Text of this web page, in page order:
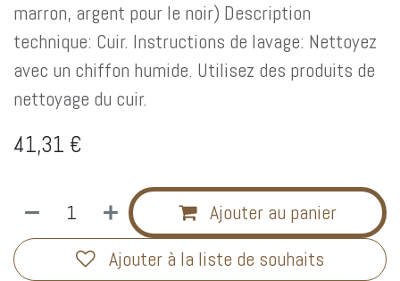
marron, argent pour le noir) Description
technique: Cuir. Instructions de lavage: Nettoyez
avec un chiffon humide. Utilisez des produits de
nettoyage du cuir.
41,31 €
Ajouter au panier
Ajouter à la liste de souhaits